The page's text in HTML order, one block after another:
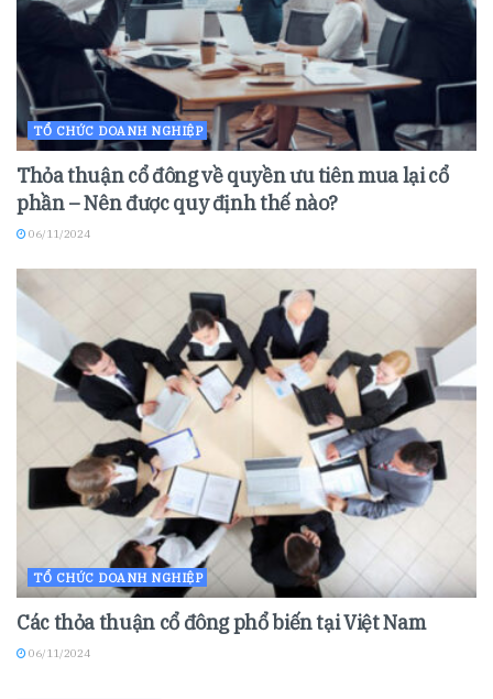
TỔ CHỨC DOANH NGHIỆP
Thỏa thuận cổ đông về quyền ưu tiên mua lại cổ
phần – Nên được quy định thế nào?
06/11/2024
TỔ CHỨC DOANH NGHIỆP
Các thỏa thuận cổ đông phổ biến tại Việt Nam
06/11/2024